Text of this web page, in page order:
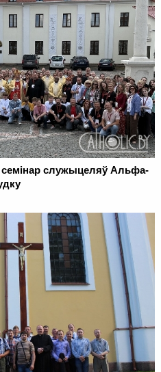
семінар служыцеляў Альфа-